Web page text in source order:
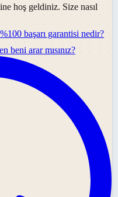
hoş geldiniz. Size nasıl
%100 başarı garantisi nedir?
beni arar mısınız?